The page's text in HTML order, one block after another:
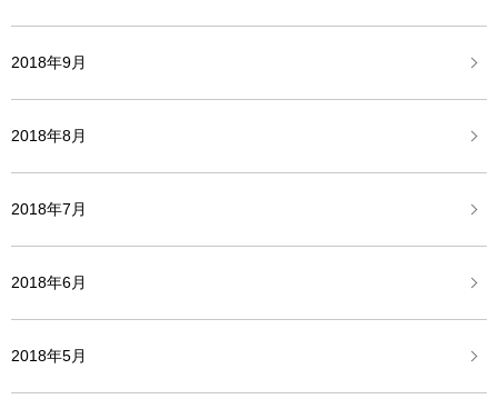
2018年9月
2018年8月
2018年7月
2018年6月
2018年5月